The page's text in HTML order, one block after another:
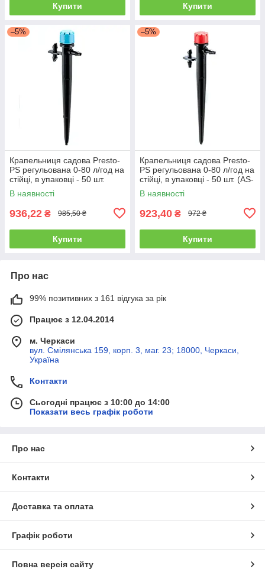
Купити Купити
–5%
Крапельниця садова Presto-
PS регульована 0-80 л/год на
стійці, в упаковці - 50 шт.
(7704)
В наявності
936,22 ₴ 985,50 ₴
Купити
–5%
Крапельниця садова Presto-
PS регульована 0-80 л/год на
стійці, в упаковці - 50 шт. (AS-
M69)
В наявності
923,40 ₴ 972 ₴
Купити
Про нас
99% позитивних з 161 відгука за рік
Працює з 12.04.2014
м. Черкаси
вул. Смілянська 159, корп. 3, маг. 23; 18000, Черкаси,
Україна
Контакти
Сьогодні працює з 10:00 до 14:00
Показати весь графік роботи
Про нас
Контакти
Доставка та оплата
Графік роботи
Повна версія сайту